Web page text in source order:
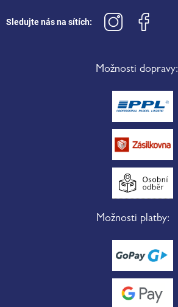
Sledujte nás na sítích:
Možnosti dopravy:
Možnosti platby: